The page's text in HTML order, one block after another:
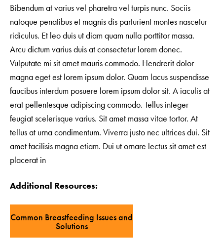
Bibendum at varius vel pharetra vel turpis nunc. Sociis
natoque penatibus et magnis dis parturient montes nascetur
ridiculus. Et leo duis ut diam quam nulla porttitor massa.
Arcu dictum varius duis at consectetur lorem donec.
Vulputate mi sit amet mauris commodo. Hendrerit dolor
magna eget est lorem ipsum dolor. Quam lacus suspendisse
faucibus interdum posuere lorem ipsum dolor sit. A iaculis at
erat pellentesque adipiscing commodo. Tellus integer
feugiat scelerisque varius. Sit amet massa vitae tortor. At
tellus at urna condimentum. Viverra justo nec ultrices dui. Sit
amet facilisis magna etiam. Dui ut ornare lectus sit amet est
placerat in
Additional Resources:
Common Breastfeeding Issues and
Solutions